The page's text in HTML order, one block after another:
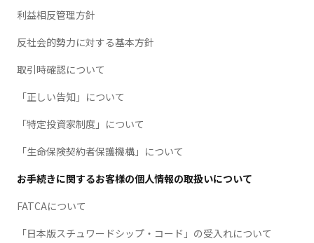
利益相反管理方針
反社会的勢力に対する基本方針
取引時確認について
「正しい告知」について
「特定投資家制度」について
「生命保険契約者保護機構」について
お手続きに関するお客様の個人情報の取扱いについて
FATCAについて
「日本版スチュワードシップ・コード」の受入れについて